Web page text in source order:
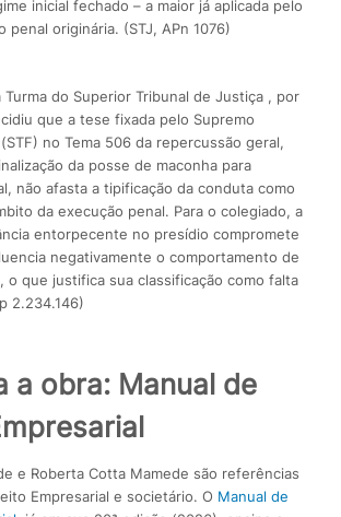
inicial fechado – a maior já aplicada pelo
penal originária. (STJ, APn 1076)
Turma do Superior Tribunal de Justiça , por
que a tese fixada pelo Supremo
no Tema 506 da repercussão geral,
da posse de maconha para
não afasta a tipificação da conduta como
da execução penal. Para o colegiado, a
entorpecente no presídio compromete
negativamente o comportamento de
que justifica sua classificação como falta
2.234.146)
a obra: Manual de
e Roberta Cotta Mamede são referências
Empresarial e societário. O Manual de